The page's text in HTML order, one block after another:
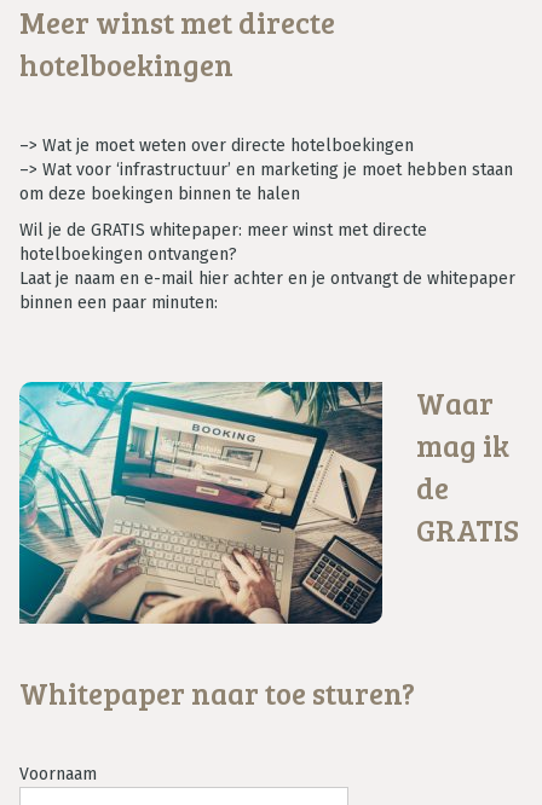
Meer winst met directe
hotelboekingen
–> Wat je moet weten over directe hotelboekingen
–> Wat voor ‘infrastructuur’ en marketing je moet hebben staan
om deze boekingen binnen te halen
Wil je de GRATIS whitepaper: meer winst met directe
hotelboekingen ontvangen?
Laat je naam en e-mail hier achter en je ontvangt de whitepaper
binnen een paar minuten:
Waar
mag ik
de
GRATIS
Whitepaper naar toe sturen?
Voornaam